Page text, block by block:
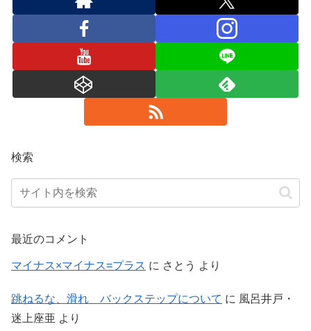
検索
最近のコメント
マイナス×マイナス=プラス に さとう より
跳ねるな、滑れ バックステップについて に 風呂井戸・
迷上座亜 より